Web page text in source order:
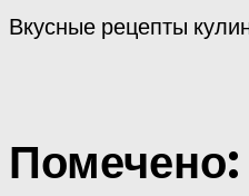
Вкусные рецепты
Помечено: